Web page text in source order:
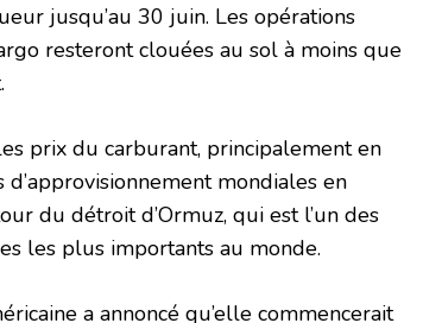
jusqu’au 30 juin. Les opérations
resteront clouées au sol à moins que
prix du carburant, principalement en
mondiales en
du détroit d’Ormuz, qui est l’un des
les plus importants au monde.
a annoncé qu’elle commencerait